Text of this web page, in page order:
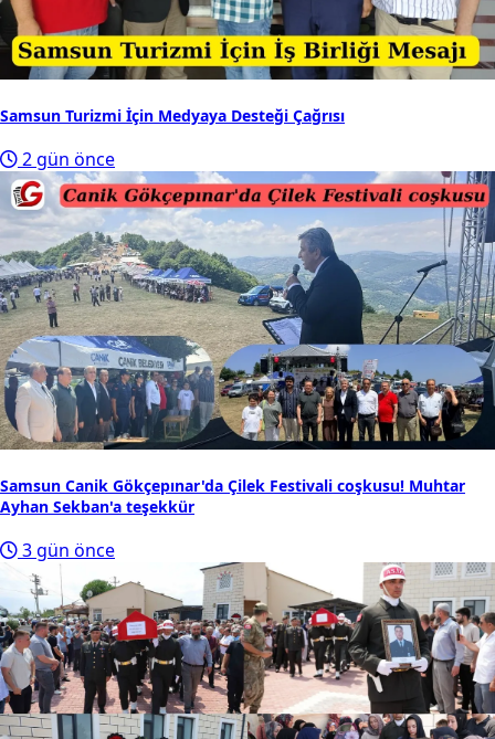
Samsun Turizmi İçin Medyaya Desteği Çağrısı
2 gün önce
Samsun Canik Gökçepınar'da Çilek Festivali coşkusu! Muhtar
Ayhan Sekban'a teşekkür
3 gün önce